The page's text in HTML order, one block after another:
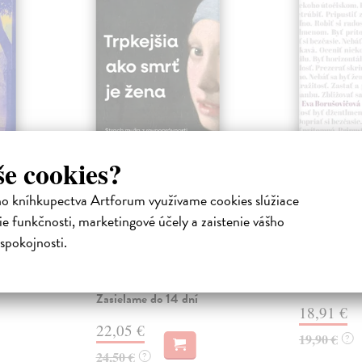
cookies?
kníhkupectva Artforum využívame cookies slúžiace
funkčnosti, marketingové účely a zaistenie vášho
o
nejisté
Trpkejšia ako smrť
je žena
Marneros Andreas
| Kniha
JE TO MOŽNO NAJVÄČŠIA
Zasielame do 14 dní
22,05 €
24,50 € ?
Borušovičová
Táto kniha
18,91 €
19,90 € ?